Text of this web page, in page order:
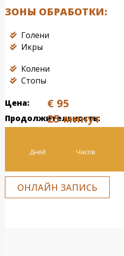
ЗОНЫ ОБРАБОТКИ:
Голени
Икры
Колени
Стопы
Цена: € 95
Продолжительность:
25 минут
Дней Часов
ОНЛАЙН ЗАПИСЬ